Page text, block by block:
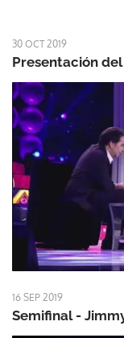
30 OCT 2019
Presentación
16 SEP 2019
Semifinal -